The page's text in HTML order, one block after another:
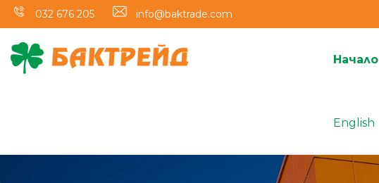
032 676 205 info@baktrade.com
Начало
English